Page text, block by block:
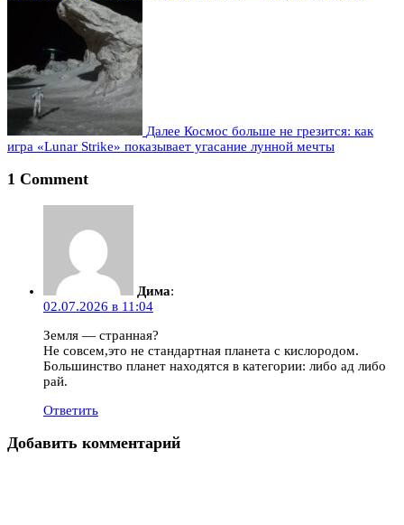
Далее Космос больше не грезится: как
игра «Lunar Strike» показывает угасание лунной мечты
1 Comment
Дима:
02.07.2026 в 11:04
Земля — странная?
Не совсем,это не стандартная планета с кислородом.
Большинство планет находятся в категории: либо ад либо
рай.
Ответить
Добавить комментарий